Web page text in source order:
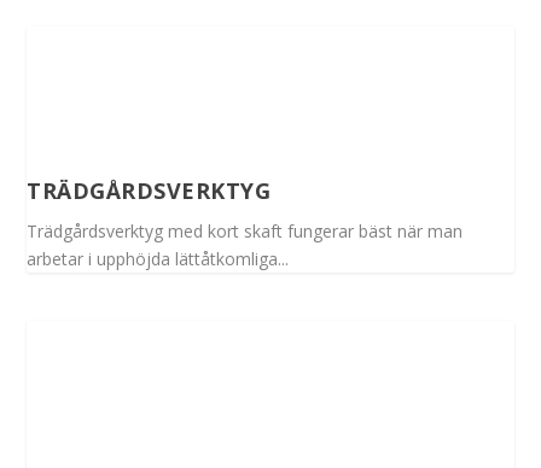
TRÄDGÅRDSVERKTYG
Trädgårdsverktyg med kort skaft fungerar bäst när man
arbetar i upphöjda lättåtkomliga...